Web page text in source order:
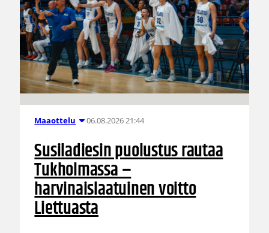
Maaottelu 06.08.2026 21:44
Susiladiesin puolustus rautaa
Tukholmassa –
harvinaislaatuinen voitto
Liettuasta